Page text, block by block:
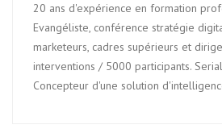
20 ans d'expérience en formation
Evangéliste, conférence stratégie
marketeurs, cadres supérieurs et
interventions / 5000 participants.
Concepteur d'une solution